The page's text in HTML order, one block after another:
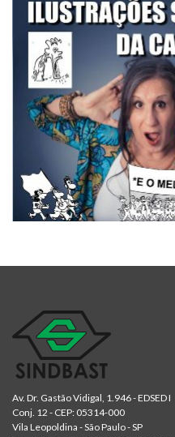
Av. Dr. Gastão Vidigal, 1.946 - EDSED I
Conj. 12 - CEP: 05314-000
Vila Leopoldina - São Paulo - SP